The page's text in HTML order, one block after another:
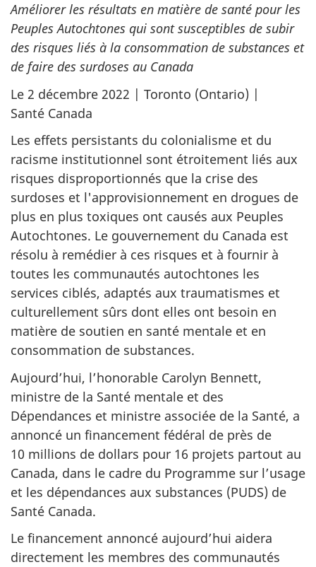
Améliorer les résultats en matière de santé pour les
Peuples Autochtones qui sont susceptibles de subir
des risques liés à la consommation de substances et
de faire des surdoses au Canada
Le 2 décembre 2022 | Toronto (Ontario) |
Santé Canada
Les effets persistants du colonialisme et du
racisme institutionnel sont étroitement liés aux
risques disproportionnés que la crise des
surdoses et l'approvisionnement en drogues de
plus en plus toxiques ont causés aux Peuples
Autochtones. Le gouvernement du Canada est
résolu à remédier à ces risques et à fournir à
toutes les communautés autochtones les
services ciblés, adaptés aux traumatismes et
culturellement sûrs dont elles ont besoin en
matière de soutien en santé mentale et en
consommation de substances.
Aujourd’hui, l’honorable Carolyn Bennett,
ministre de la Santé mentale et des
Dépendances et ministre associée de la Santé, a
annoncé un financement fédéral de près de
10 millions de dollars pour 16 projets partout au
Canada, dans le cadre du Programme sur l’usage
et les dépendances aux substances (PUDS) de
Santé Canada.
Le financement annoncé aujourd’hui aidera
directement les membres des communautés